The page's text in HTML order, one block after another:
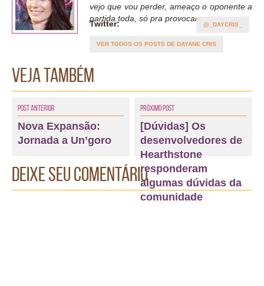
vejo que vou perder, ameaço o oponente a
partida toda, só pra provocar.
Twitter: @_DAYCRIS_
VER TODOS OS POSTS DE DAYANE CRIS
Veja também
Post Anterior
Nova Expansão:
Jornada a Un’goro
Próximo Post
[Dúvidas] Os
desenvolvedores de
Hearthstone
responderam
algumas dúvidas da
comunidade
Deixe seu comentário